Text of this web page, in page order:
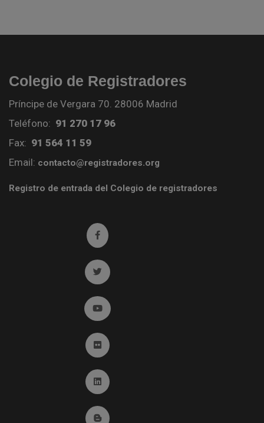
Colegio de Registradores
Príncipe de Vergara 70. 28006 Madrid
Teléfono: 91 270 17 96
Fax: 91 564 11 59
Email: contacto@registradores.org
Registro de entrada del Colegio de registradores
Ir a facebook (abre en ventana nueva)
Ir a twitter (abre en ventana nueva)
Ir a YouTube (abre en ventana nueva)
Ir a Flickr (abre en ventana nueva)
Ir a Linkedin (abre en ventana nueva)
Ir al Blog (abre en ventana nueva)